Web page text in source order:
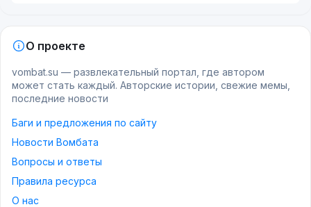
О проекте
vombat.su — развлекательный портал, где автором
может стать каждый. Авторские истории, свежие мемы,
последние новости
Баги и предложения по сайту
Новости Вомбата
Вопросы и ответы
Правила ресурса
О нас